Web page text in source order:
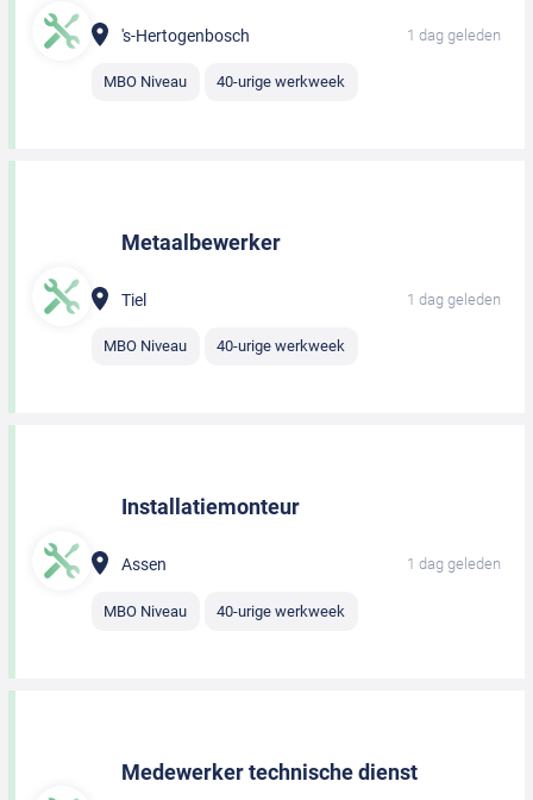
's-Hertogenbosch 1 dag geleden
MBO Niveau 40-urige werkweek
Metaalbewerker
Tiel 1 dag geleden
MBO Niveau 40-urige werkweek
Installatiemonteur
Assen 1 dag geleden
MBO Niveau 40-urige werkweek
Medewerker technische dienst